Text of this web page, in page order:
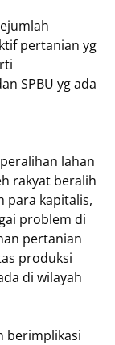
pertanian yg
SPBU yg ada
lahan
rakyat beralih
para kapitalis,
problem di
pertanian
produksi
di wilayah
berimplikasi